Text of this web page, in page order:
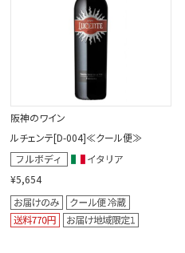
阪神のワイン
ルチェンテ[D-004]≪クール便≫
¥5,654